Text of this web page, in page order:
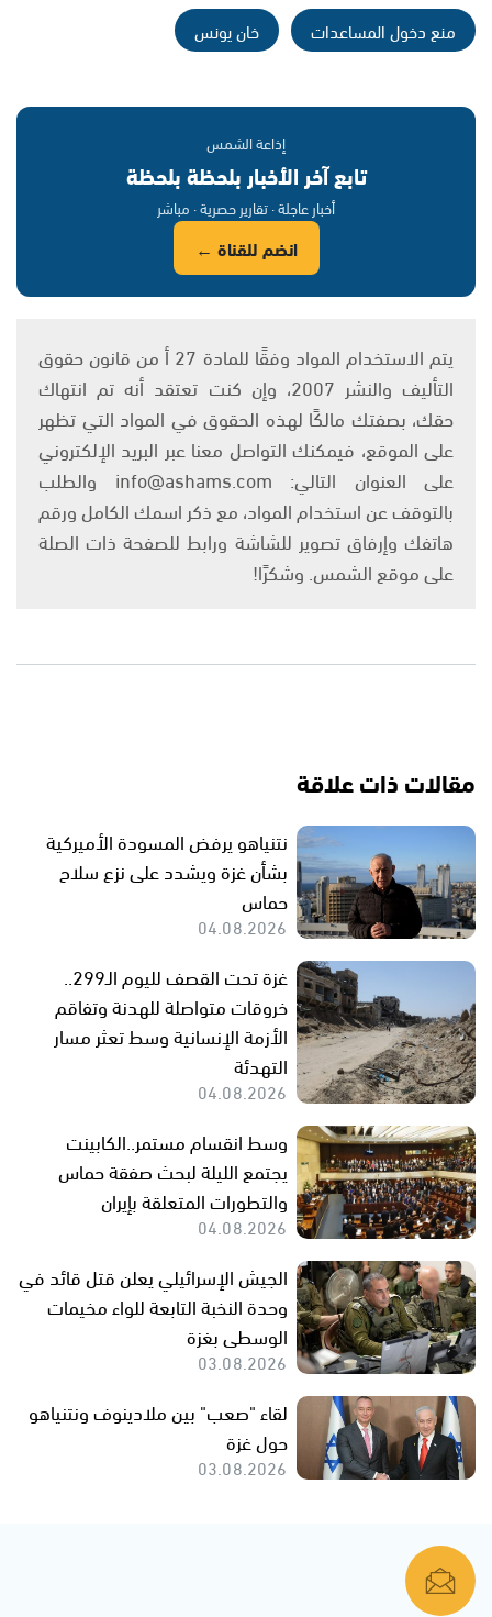
منع دخول المساعدات خان يونس
إذاعة الشمس
تابع آخر الأخبار بلحظة بلحظة
أخبار عاجلة · تقارير حصرية · مباشر
انضم للقناة ←
يتم الاستخدام المواد وفقًا للمادة 27 أ من قانون حقوق
التأليف والنشر 2007، وإن كنت تعتقد أنه تم انتهاك
حقك، بصفتك مالكًا لهذه الحقوق في المواد التي تظهر
على الموقع، فيمكنك التواصل معنا عبر البريد الإلكتروني
على العنوان التالي: info@ashams.com والطلب
بالتوقف عن استخدام المواد، مع ذكر اسمك الكامل ورقم
هاتفك وإرفاق تصوير للشاشة ورابط للصفحة ذات الصلة
على موقع الشمس. وشكرًا!
مقالات ذات علاقة
نتنياهو يرفض المسودة الأميركية
بشأن غزة ويشدد على نزع سلاح
حماس
04.08.2026
غزة تحت القصف لليوم الـ299..
خروقات متواصلة للهدنة وتفاقم
الأزمة الإنسانية وسط تعثر مسار
التهدئة
04.08.2026
وسط انقسام مستمر..الكابينت
يجتمع الليلة لبحث صفقة حماس
والتطورات المتعلقة بإيران
04.08.2026
الجيش الإسرائيلي يعلن قتل قائد في
وحدة النخبة التابعة للواء مخيمات
الوسطى بغزة
03.08.2026
لقاء "صعب" بين ملادينوف ونتنياهو
حول غزة
03.08.2026